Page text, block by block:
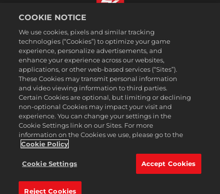
Prawne
Polityka prywatności
Polityka plików cookies
Wsparcie
Zakaz sprzedawania i udostępniania moich danych osobowych
Order Lookup & Refunds
2K Ad Partners
©2016-2026 Take-Two Interactive Software Inc. 2K, Firaxis Games,
Civilization, and their respective logos are trademarks of Take-Two
Interactive Software, Inc. All rights reserved.
Wszelkie znaki handlowe wymienione w niniejszym dokumencie są
własnością ich odpowiednich posiadaczy.
Polski
COOKIE NOTICE
We use cookies, pixels and similar tracking
technologies (“Cookies”) to optimize your game
experience, personalize advertisements, and
enhance your experience across our websites,
applications, or other web-based services (“Sites”).
These Cookies may transmit personal information
and video viewing information to third parties.
Certain Cookies are optional, but limiting or declining
non-optional Cookies may impact your visit and
experience. You can change your settings in the
Cookie Settings link on our Sites. For more
information on the Cookies we use, please go to the
Cookie Policy
Cookie Settings Accept Cookies
Reject Cookies